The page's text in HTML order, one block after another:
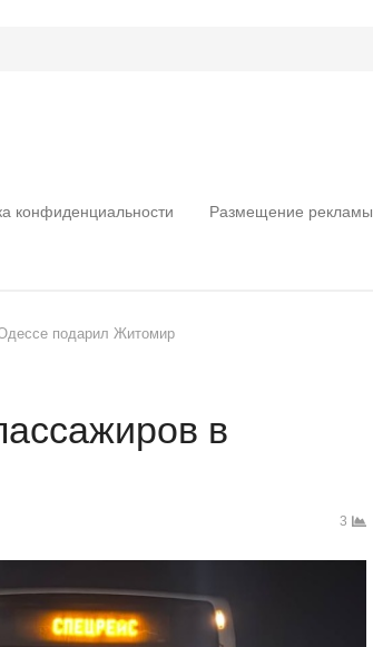
конфиденциальности Размещение рекламы
подарил Житомир
в
3